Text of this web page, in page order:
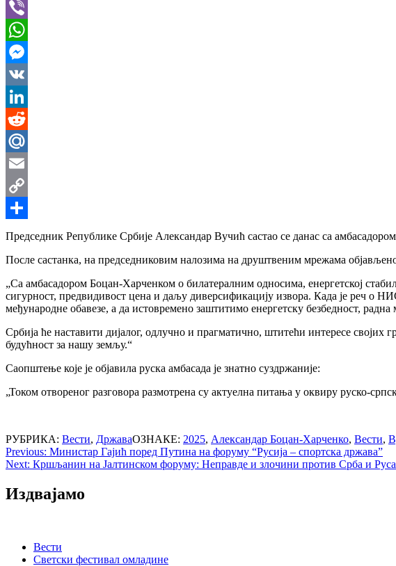
Telegram
Viber
WhatsApp
Messenger
VK
LinkedIn
Reddit
Mail.Ru
Email
Copy
Link
Share
Председник Републике Србије Александар Вучић састао се данас са
После састанка, на председниковим налозима на друштвеним мрежама
„Са амбасадором Боцан-Харченком о билатералним односима, енергетској
сигурност, предвидивост цена и даљу диверсификацију извора. Када је реч о
међународне обавезе, а да истовремено заштитимо енергетску безбедност,
Србија ће наставити дијалог, одлучно и прагматично, штитећи интересе својих
будућност за нашу земљу.“
Саопштење које је објавила руска амбасада је знатно суздржаније:
„Током отвореног разговора размотрена су актуелна питања у оквиру руско-
РУБРИКА: Вести, ДржаваОЗНАКЕ: 2025, Александар Боцан-Харченко, Вести,
Post
navigation
Previous: Министар Гајић поред Путина на форуму “Русија – спортска држава”
Next: Кршљанин на Јалтинском форуму: Неправде и злочини против Срба и Руса
Издвајамо
Вести
Светски фестивал омладине